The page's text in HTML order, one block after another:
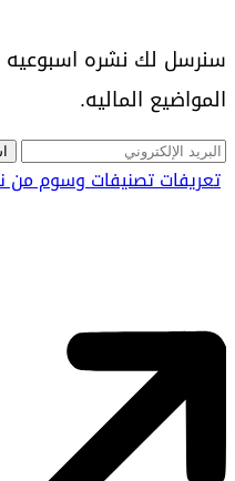
سنرسل لك نشره
المواضيع الماليه.
تعريفاتتصنيفاتوسوممن